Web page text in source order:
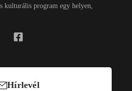
kulturális program egy helyen,
Hírlevél